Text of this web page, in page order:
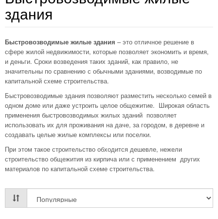
здания
Быстровозводимые жилые здания – это отличное решение в
сфере жилой недвижимости, которые позволяет экономить и время,
и деньги. Сроки возведения таких зданий, как правило, не
значительны по сравнению с обычными зданиями, возводимые по
капитальной схеме строительства.
Быстровозводимые здания позволяют разместить несколько семей в
одном доме или даже устроить целое общежитие. Широкая область
применения быстровозводимых жилых зданий позволяет
использовать их для проживания на даче, за городом, в деревне и
создавать целые жилые комплексы или поселки.
При этом такое строительство обходится дешевле, нежели
строительство общежития из кирпича или с применением других
материалов по капитальной схеме строительства.